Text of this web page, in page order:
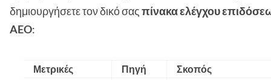
δημιουργήσετε τον δικό σαςπίνακα ελέγχου
AEO:
Μετρικές Πηγή
Σκοπός